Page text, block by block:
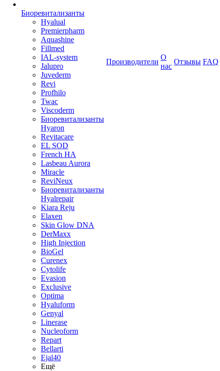
Биоревитализанты
Hyalual
Premierpharm
Aquashine
Fillmed
IAL-system
Jalupro
Juvederm
Revi
Profhilo
Twac
Viscoderm
Биоревитализанты
Hyaron
Revitacare
EL SOD
French HA
Lasbeau Aurora
Miracle
ReviNeux
Биоревитализанты
Hyalrepair
Kiara Reju
Elaxen
Skin Glow DNA
DerMaxx
High Injection
BioGel
Curenex
Cytolife
Evasion
Exclusive
Optima
Hyaluform
Genyal
Linerase
Nucleoform
Repart
Bellarti
Ejal40
Ещё
Производители
О
нас
Отзывы FAQ